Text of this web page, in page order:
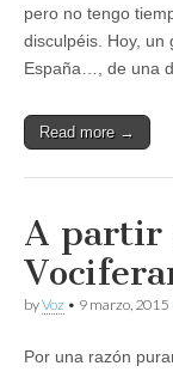
pero no tengo
disculpéis. Hoy, un
España…, de una
Read more →
A partir
byVoz • 9 marzo, 2015
Por una razón